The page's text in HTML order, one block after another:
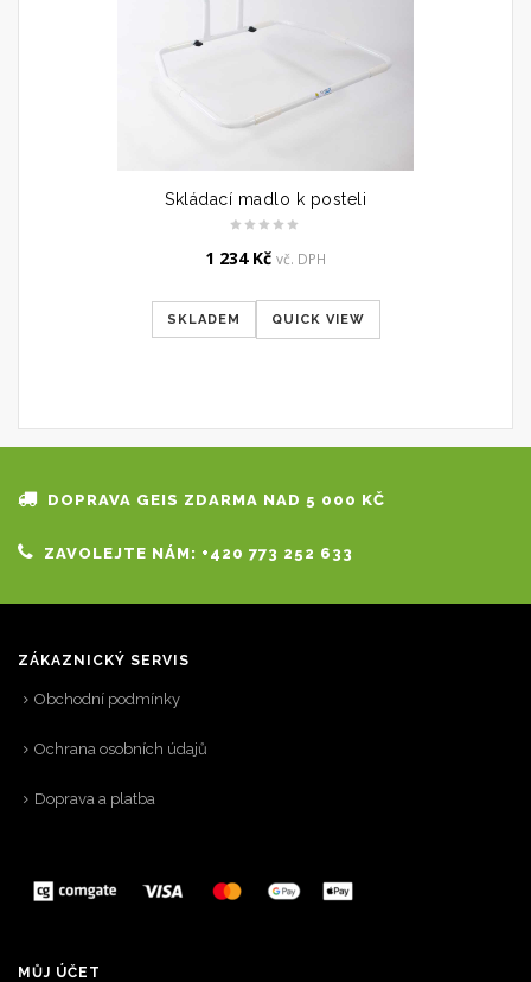
Skládací madlo k posteli
1 234 Kč vč. DPH
SKLADEM QUICK VIEW
DOPRAVA GEIS ZDARMA NAD 5 000 KČ
ZAVOLEJTE NÁM: +420 773 252 633
ZÁKAZNICKÝ SERVIS
Obchodní podmínky
Ochrana osobních údajů
Doprava a platba
MŮJ ÚČET